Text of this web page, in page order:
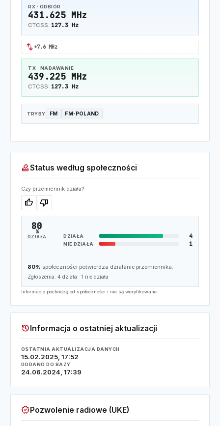
RX · ODBIÓR
431.625 MHz
CTCSS: 127.3 Hz
swap_horiz+7.6 MHz
TX · NADAWANIE
439.225 MHz
CTCSS: 127.3 Hz
TRYBY FM FM-POLAND
how_to_voteStatus według społeczności
Czy przemiennik działa?
thumb_up thumb_down
80
%
DZIAŁA DZIAŁA 4
NIE DZIAŁA 1
80% społeczności potwierdza działanie przemiennika.
Zgłoszenia: 4 działa · 1 nie działa
Informacje pochodzą od społeczności i nie są weryfikowane.
historyInformacja o ostatniej aktualizacji
OSTATNIA AKTUALIZACJA DANYCH
15.02.2025, 17:52
DODANO DO BAZY
24.06.2024, 17:39
verifiedPozwolenie radiowe (UKE)